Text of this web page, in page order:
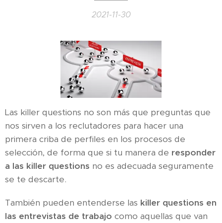
2021-11-30
Las killer questions no son más que preguntas que
nos sirven a los reclutadores para hacer una
primera criba de perfiles en los procesos de
selección, de forma que si tu manera de responder
a las killer questions no es adecuada seguramente
se te descarte.
También pueden entenderse las killer questions en
las entrevistas de trabajo como aquellas que van